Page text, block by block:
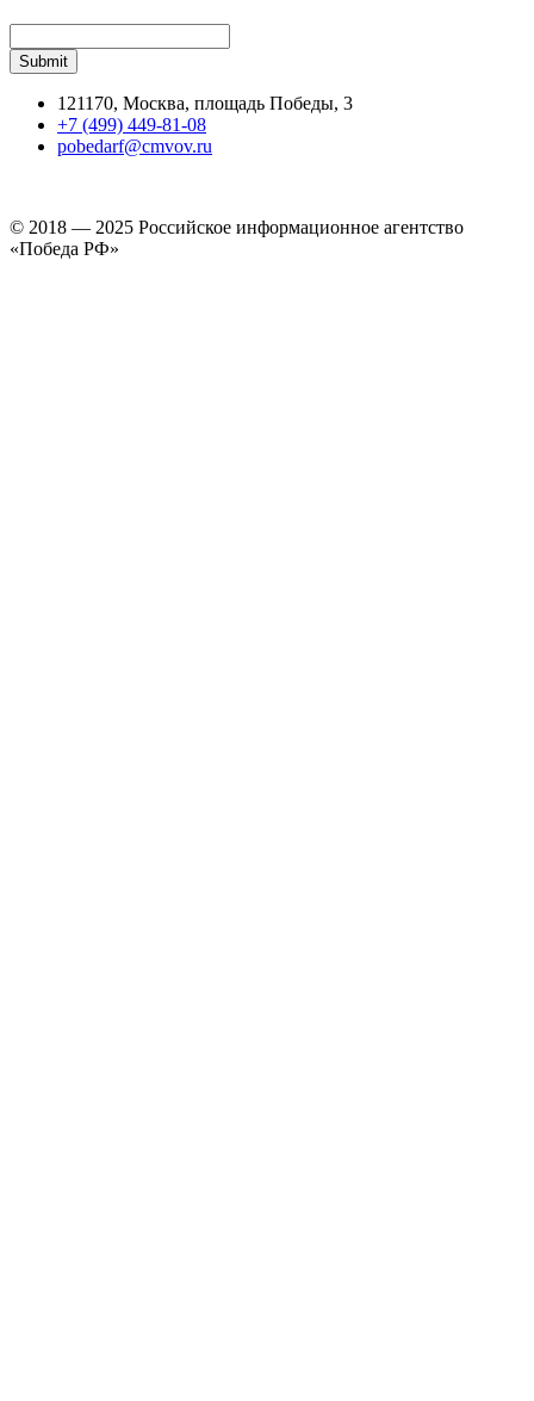
121170, Москва, площадь Победы, 3
+7 (499) 449-81-08
pobedarf@cmvov.ru
© 2018 — 2025 Российское информационное агентство
«Победа РФ»